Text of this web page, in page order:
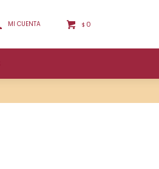
$ 0